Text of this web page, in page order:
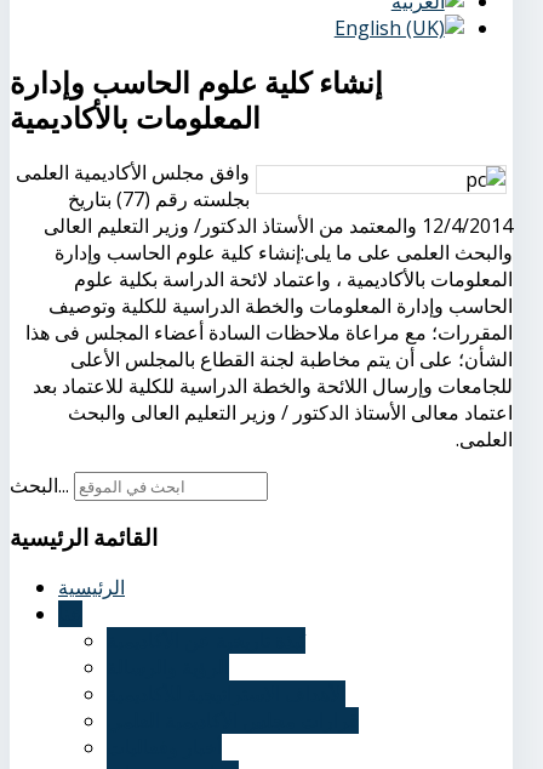
إنشاء كلية علوم الحاسب وإدارة
المعلومات بالأكاديمية
وافق مجلس الأكاديمية العلمى
بجلسته رقم (77) بتاريخ
12/4/2014 والمعتمد من الأستاذ الدكتور/ وزير التعليم العالى
والبحث العلمى على ما يلى:إنشاء كلية علوم الحاسب وإدارة
المعلومات بالأكاديمية ، واعتماد لائحة الدراسة بكلية علوم
الحاسب وإدارة المعلومات والخطة الدراسية للكلية وتوصيف
المقررات؛ مع مراعاة ملاحظات السادة أعضاء المجلس فى هذا
الشأن؛ على أن يتم مخاطبة لجنة القطاع بالمجلس الأعلى
للجامعات وإرسال اللائحة والخطة الدراسية للكلية للاعتماد بعد
اعتماد معالى الأستاذ الدكتور / وزير التعليم العالى والبحث
العلمى.
البحث...
القائمة الرئيسية
الرئيسية